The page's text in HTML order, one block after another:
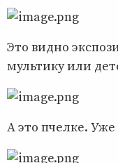
Это видно
мультику или
А это пчелке.